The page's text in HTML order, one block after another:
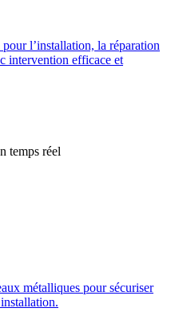
l’installation, la réparation
intervention efficace et
temps réel
métalliques pour sécuriser